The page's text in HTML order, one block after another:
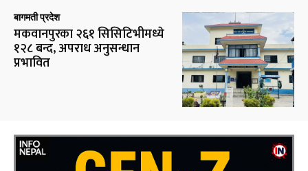
बागमती प्रदेश
मकवानपुरका २६१ सिसिटिभीमध्ये
१२८ बन्द, अपराध अनुसन्धान
प्रभावित